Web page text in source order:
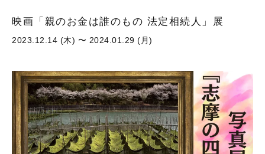
映画「親のお金は誰のもの 法定相続人」展
2023.12.14 (木) 〜 2024.01.29 (月)